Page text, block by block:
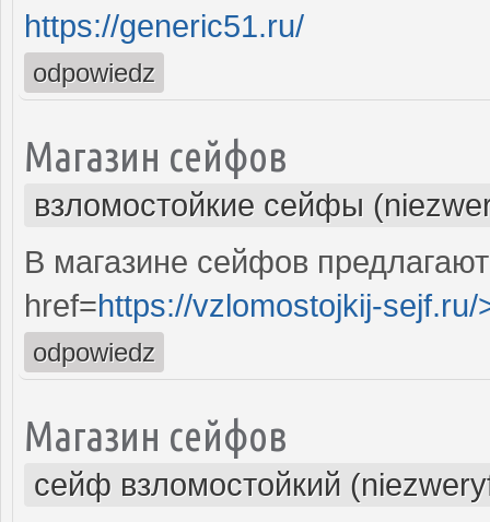
https://generic51.ru/
odpowiedz
Магазин сейфов
взломостойкие сейфы
В магазине сейфов
href=https://vzlomostojkij-sejf.ru/
odpowiedz
Магазин сейфов
сейф взломостойкий